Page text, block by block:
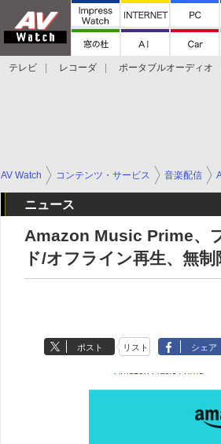
テレビ レコーダ ポータブルオーディオ
AV Watch コンテンツ・サービス 音楽配信
ニュース
Amazon Music Prime、
ド/オフライン再生、無
ポスト リスト シェア